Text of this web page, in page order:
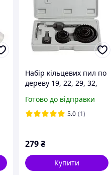
Набір кільцевих пил по
дереву 19, 22, 29, 32,
Sigma 1520111
Готово до відправки
5.0 (1)
279₴
Купити